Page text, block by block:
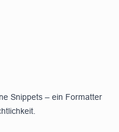
Snippets – ein Formatter